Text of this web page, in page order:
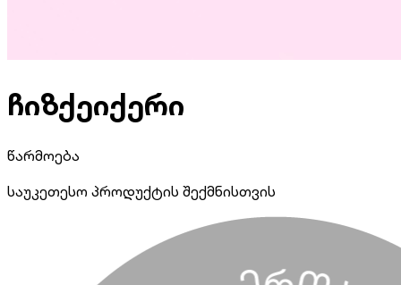
ჩიზქეიქერი
წარმოება
საუკეთესო პროდუქტის შექმნისთვის